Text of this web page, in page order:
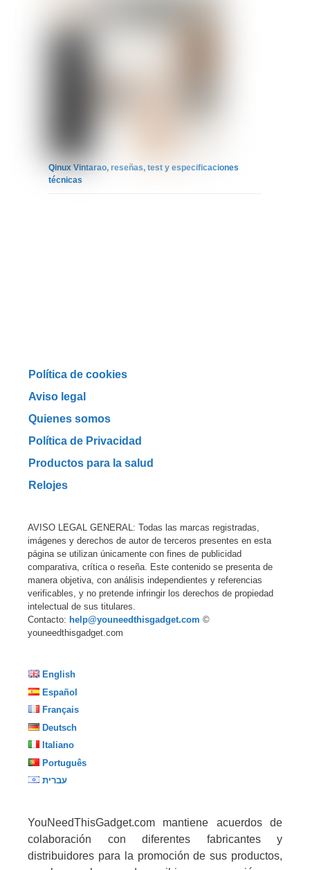
Qinux Vintarao, reseñas, test y especificaciones
técnicas
Política de cookies
Aviso legal
Quienes somos
Política de Privacidad
Productos para la salud
Relojes
AVISO LEGAL GENERAL: Todas las marcas registradas,
imágenes y derechos de autor de terceros presentes en esta
página se utilizan únicamente con fines de publicidad
comparativa, crítica o reseña. Este contenido se presenta de
manera objetiva, con análisis independientes y referencias
verificables, y no pretende infringir los derechos de propiedad
intelectual de sus titulares.
Contacto: help@youneedthisgadget.com ©
youneedthisgadget.com
English
Español
Français
Deutsch
Italiano
Português
עברית
YouNeedThisGadget.com mantiene acuerdos de
colaboración con diferentes fabricantes y
distribuidores para la promoción de sus productos,